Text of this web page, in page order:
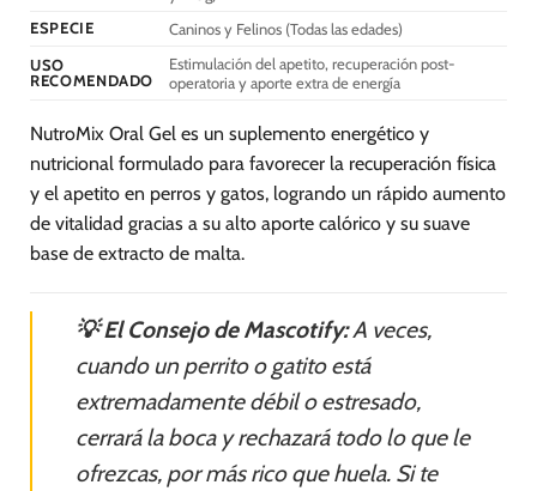
ESPECIE
Caninos y Felinos (Todas las edades)
USO
RECOMENDADO
Estimulación del apetito, recuperación post-
operatoria y aporte extra de energía
NutroMix Oral Gel es un suplemento energético y
nutricional formulado para favorecer la recuperación física
y el apetito en perros y gatos, logrando un rápido aumento
de vitalidad gracias a su alto aporte calórico y su suave
base de extracto de malta.
💡 El Consejo de Mascotify:A veces,
cuando un perrito o gatito está
extremadamente débil o estresado,
cerrará la boca y rechazará todo lo que le
ofrezcas, por más rico que huela. Si te